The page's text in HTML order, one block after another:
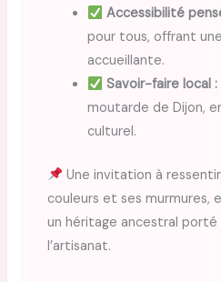
Accessibilité
pour tous, offrant
accueillante.
Savoir-faire local :
moutarde de Dijon,
culturel.
Une invitation à
couleurs et ses murmures,
un héritage ancestral porté
l’artisanat.